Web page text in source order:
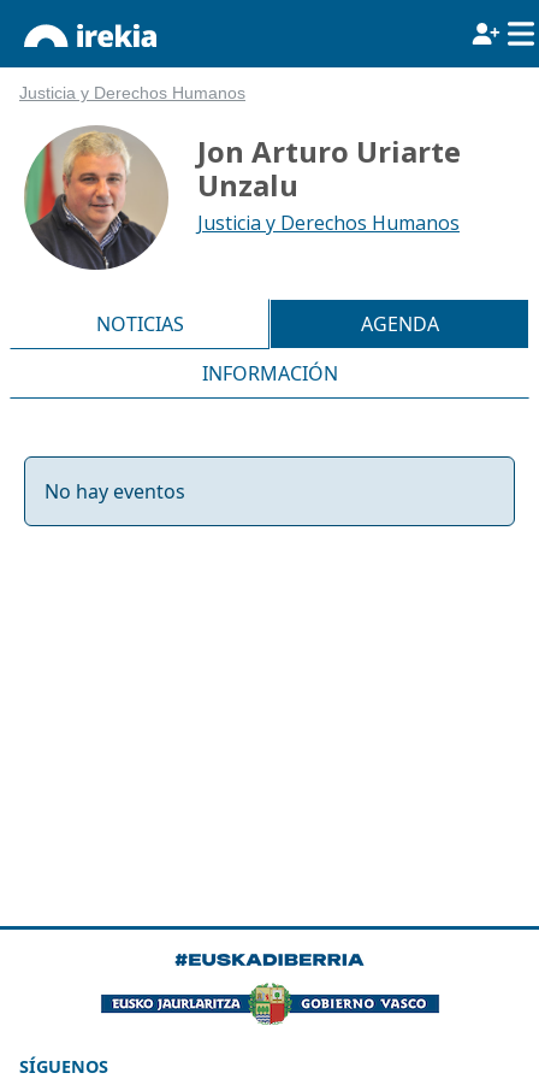
Justicia y Derechos Humanos
Jon Arturo Uriarte
Unzalu
Justicia y Derechos Humanos
NOTICIAS
AGENDA
INFORMACIÓN
No hay eventos
SÍGUENOS